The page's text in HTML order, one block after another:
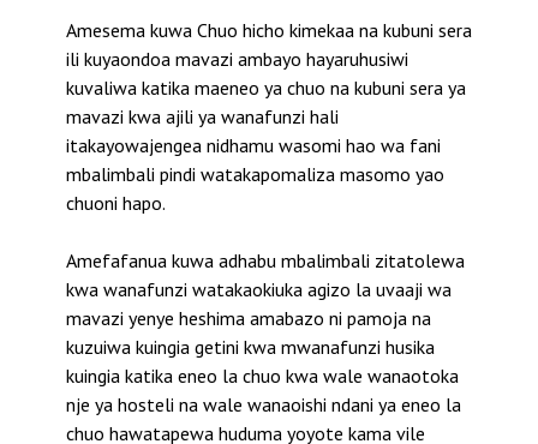
Amesema kuwa Chuo hicho kimekaa na kubuni sera
ili kuyaondoa mavazi ambayo hayaruhusiwi
kuvaliwa katika maeneo ya chuo na kubuni sera ya
mavazi kwa ajili ya wanafunzi hali
itakayowajengea nidhamu wasomi hao wa fani
mbalimbali pindi watakapomaliza masomo yao
chuoni hapo.
Amefafanua kuwa adhabu mbalimbali zitatolewa
kwa wanafunzi watakaokiuka agizo la uvaaji wa
mavazi yenye heshima amabazo ni pamoja na
kuzuiwa kuingia getini kwa mwanafunzi husika
kuingia katika eneo la chuo kwa wale wanaotoka
nje ya hosteli na wale wanaoishi ndani ya eneo la
chuo hawatapewa huduma yoyote kama vile